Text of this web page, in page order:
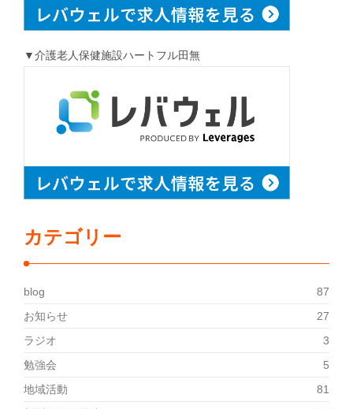
▼介護老人保健施設ハートフル田無
カテゴリー
blog
87
お知らせ
27
ラジオ
3
勉強会
5
地域活動
81